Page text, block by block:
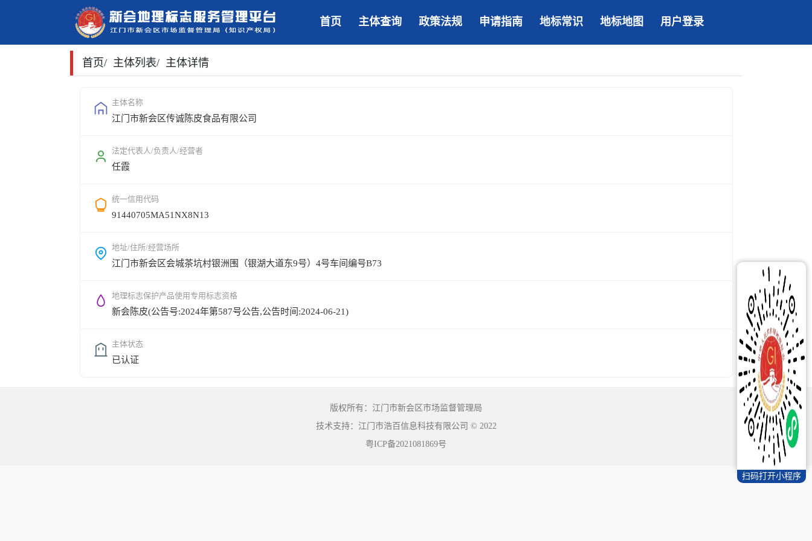
首页 主体查询 政策法规 申请指南 地标常识 地标地图 用户登录
首页/ 主体列表/ 主体详情
主体名称
江门市新会区传诚陈皮食品有限公司
法定代表人/负责人/经营者
任霞
统一信用代码
91440705MA51NX8N13
地址/住所/经营场所
江门市新会区会城茶坑村银洲围（银湖大道东9号）4号车间编号B73
地理标志保护产品使用专用标志资格
新会陈皮(公告号:2024年第587号公告,公告时间:2024-06-21)
主体状态
已认证
扫码打开小程序
版权所有：江门市新会区市场监督管理局
技术支持：江门市浩百信息科技有限公司 © 2022
粤ICP备2021081869号